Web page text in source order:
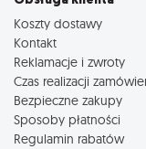
Koszty dostawy
Kontakt
Reklamacje i zwroty
Czas realizacji
Bezpieczne zakupy
Sposoby płatności
Regulamin rabatów